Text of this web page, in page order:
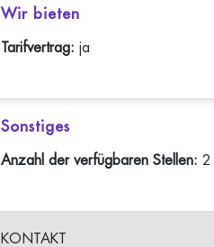
Wir bieten
Tarifvertrag:ja
Sonstiges
Anzahl der verfügbaren Stellen:2
KONTAKT